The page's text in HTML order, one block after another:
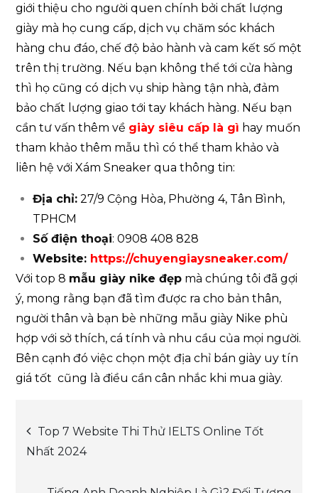
giới thiệu cho người quen chính bởi chất lượng
giày mà họ cung cấp, dịch vụ chăm sóc khách
hàng chu đáo, chế độ bảo hành và cam kết số một
trên thị trường. Nếu bạn không thể tới cửa hàng
thì họ cũng có dịch vụ ship hàng tận nhà, đảm
bảo chất lượng giao tới tay khách hàng. Nếu bạn
cần tư vấn thêm về giày siêu cấp là gì hay muốn
tham khảo thêm mẫu thì có thể tham khảo và
liên hệ với Xám Sneaker qua thông tin:
Địa chỉ: 27/9 Cộng Hòa, Phường 4, Tân Bình,
TPHCM
Số điện thoại: 0908 408 828
Website: https://chuyengiaysneaker.com/
Với top 8 mẫu giày nike đẹp mà chúng tôi đã gợi
ý, mong rằng bạn đã tìm được ra cho bản thân,
người thân và bạn bè những mẫu giày Nike phù
hợp với sở thích, cá tính và nhu cầu của mọi người.
Bên cạnh đó việc chọn một địa chỉ bán giày uy tín
giá tốt cũng là điều cần cân nhắc khi mua giày.
Post
navigation
Top 7 Website Thi Thử IELTS Online Tốt
Nhất 2024